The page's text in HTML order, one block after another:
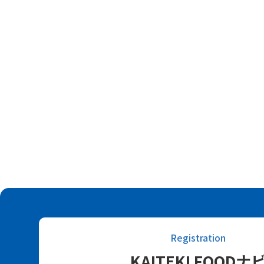
Registration